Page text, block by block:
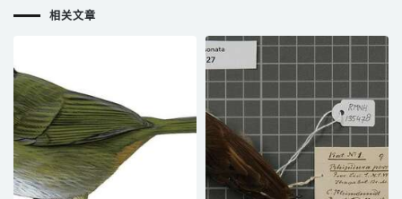
相关文章